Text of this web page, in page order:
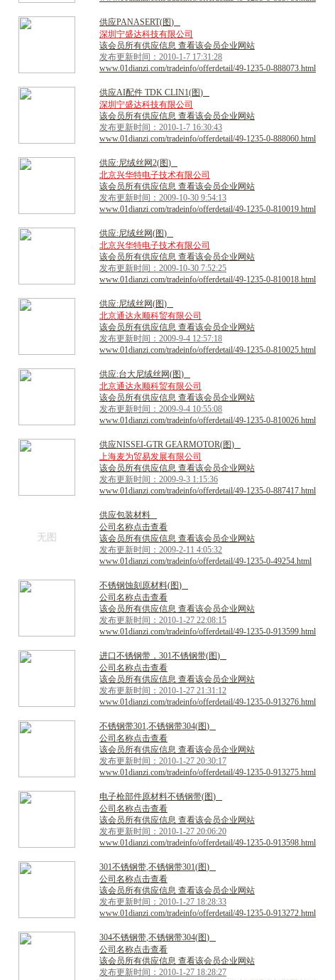
供应PANASERT(图)
深圳宁盛达科技有限公司
该会员所有供应信息 查看该会员企业网站
发布更新时间：2010-1-7 17:31:28
www.01dianzi.com/tradeinfo/offerdetail/49-1235-0-888073.html
供应AI配件 TDK CLIN1(图)
深圳宁盛达科技有限公司
该会员所有供应信息 查看该会员企业网站
发布更新时间：2010-1-7 16:30:43
www.01dianzi.com/tradeinfo/offerdetail/49-1235-0-888060.html
供应:尼绒丝 网2(图)
北京兴华特电子技术有限公司
该会员所有供应信息 查看该会员企业网站
发布更新时间：2009-10-30 9:54:13
www.01dianzi.com/tradeinfo/offerdetail/49-1235-0-810019.html
供应:尼绒丝 网(图)
北京兴华特电子技术有限公司
该会员所有供应信息 查看该会员企业网站
发布更新时间：2009-10-30 7:52:25
www.01dianzi.com/tradeinfo/offerdetail/49-1235-0-810018.html
供应:尼绒丝 网(图)
北京通达永顺科贸有限公司
该会员所有供应信息 查看该会员企业网站
发布更新时间：2009-9-4 12:57:18
www.01dianzi.com/tradeinfo/offerdetail/49-1235-0-810025.html
供应:台大尼绒丝 网(图)
北京通达永顺科贸有限公司
该会员所有供应信息 查看该会员企业网站
发布更新时间：2009-9-4 10:55:08
www.01dianzi.com/tradeinfo/offerdetail/49-1235-0-810026.html
供应NISSEI-GTR GEARMOTOR(图)
上海麦为贸易发展有限公司
该会员所有供应信息 查看该会员企业网站
发布更新时间：2009-9-3 1:15:36
www.01dianzi.com/tradeinfo/offerdetail/49-1235-0-887417.html
无图
供应包装材料
公司名称点击查看
该会员所有供应信息 查看该会员企业网站
发布更新时间：2009-2-11 4:05:32
www.01dianzi.com/tradeinfo/offerdetail/49-1235-0-49254.html
不锈钢蚀刻 原材料(图)
公司名称点击查看
该会员所有供应信息 查看该会员企业网站
发布更新时间：2010-1-27 22:08:15
www.01dianzi.com/tradeinfo/offerdetail/49-1235-0-913599.html
进口不锈钢带 ， 301不锈钢带(图)
公司名称点击查看
该会员所有供应信息 查看该会员企业网站
发布更新时间：2010-1-27 21:31:12
www.01dianzi.com/tradeinfo/offerdetail/49-1235-0-913276.html
不锈钢带301,不锈钢带304(图)
公司名称点击查看
该会员所有供应信息 查看该会员企业网站
发布更新时间：2010-1-27 20:30:17
www.01dianzi.com/tradeinfo/offerdetail/49-1235-0-913275.html
电子枪部件原材料不锈钢带(图)
公司名称点击查看
该会员所有供应信息 查看该会员企业网站
发布更新时间：2010-1-27 20:06:20
www.01dianzi.com/tradeinfo/offerdetail/49-1235-0-913598.html
301不锈钢带,不锈钢带301(图)
公司名称点击查看
该会员所有供应信息 查看该会员企业网站
发布更新时间：2010-1-27 18:28:33
www.01dianzi.com/tradeinfo/offerdetail/49-1235-0-913272.html
304不锈钢带,不锈钢带304(图)
公司名称点击查看
该会员所有供应信息 查看该会员企业网站
发布更新时间：2010-1-27 18:28:27